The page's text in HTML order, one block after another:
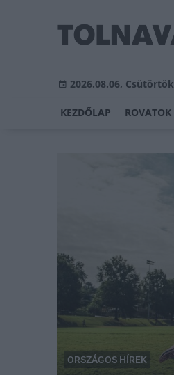
2026.08.06, Csütörtök
KEZDŐLAP ROVATOK
ORSZÁGOS HÍREK